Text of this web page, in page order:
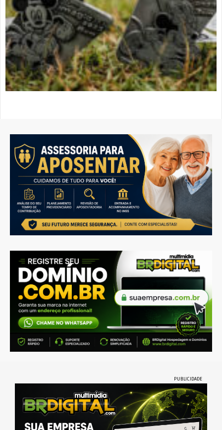
PUBLICIDADE